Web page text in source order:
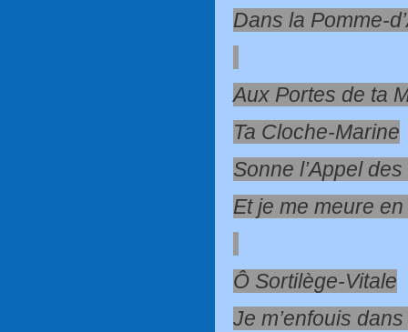
Dans la Pomme-
Aux Portes de ta
Ta Cloche-Marine
Sonne l’Appel
Et je me meure en
Ô Sortilège-Vitale
Je m’enfouis